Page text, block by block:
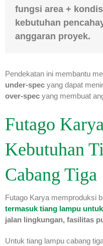
fungsi area +
kebutuhan
anggaran proyek.
Pendekatan ini membantu
under-spec yang dapat
over-spec yang membuat
Futago
Kebutuhan
Cabang Tiga
Futago Karya memproduksi
termasuk tiang lampu
jalan lingkungan, fasilitas
Untuk tiang lampu cabang